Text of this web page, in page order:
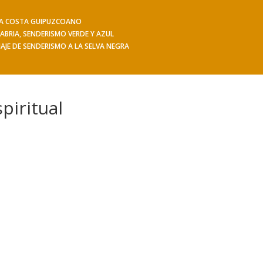
COSTA GUIPUZCOANO
SENDERISMO VERDE Y AZUL
DE SENDERISMO A LA SELVA NEGRA
Hacerse socio Contacto